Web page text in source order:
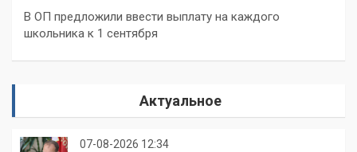
В ОП предложили ввести выплату на каждого
школьника к 1 сентября
Актуальное
07-08-2026 12:34